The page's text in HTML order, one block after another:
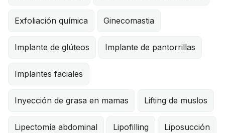
Exfoliación química Ginecomastia
Implante de glúteos Implante de pantorrillas
Implantes faciales
Inyección de grasa en mamas Lifting de muslos
Lipectomía abdominal Lipofilling Liposucción